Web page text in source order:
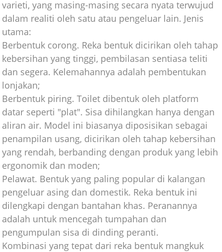
varieti, yang masing-masing secara nyata terwujud
dalam realiti oleh satu atau pengeluar lain. Jenis
utama:
Berbentuk corong. Reka bentuk dicirikan oleh tahap
kebersihan yang tinggi, pembilasan sentiasa teliti
dan segera. Kelemahannya adalah pembentukan
lonjakan;
Berbentuk piring. Toilet dibentuk oleh platform
datar seperti "plat". Sisa dihilangkan hanya dengan
aliran air. Model ini biasanya diposisikan sebagai
penampilan usang, dicirikan oleh tahap kebersihan
yang rendah, berbanding dengan produk yang lebih
ergonomik dan moden;
Pelawat. Bentuk yang paling popular di kalangan
pengeluar asing dan domestik. Reka bentuk ini
dilengkapi dengan bantahan khas. Peranannya
adalah untuk mencegah tumpahan dan
pengumpulan sisa di dinding peranti.
Kombinasi yang tepat dari reka bentuk mangkuk